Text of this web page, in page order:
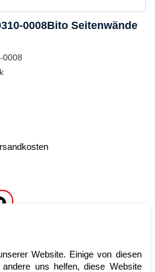
0008Bito Seitenwände
0008
Website. Einige von diesen
uns helfen, diese Website